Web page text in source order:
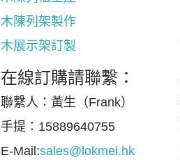
木陳列架製作
木展示架訂製
在線訂購請聯繫：
聯繫人：黃生（Frank）
手提：15889640755
E-Mail:sales@lokmei.hk